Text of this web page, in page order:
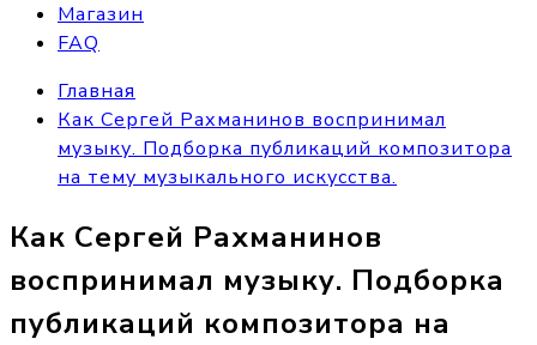
Магазин
FAQ
Главная
Как Сергей Рахманинов воспринимал
музыку. Подборка публикаций композитора
на тему музыкального искусства.
Как Сергей Рахманинов
воспринимал музыку. Подборка
публикаций композитора на